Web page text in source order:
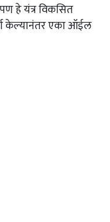
हे यंत्र विकसित
केल्यानंतर एका ऑईल